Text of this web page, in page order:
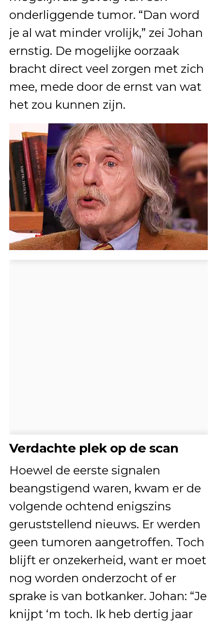
onderliggende tumor. “Dan word
je al wat minder vrolijk,” zei Johan
ernstig. De mogelijke oorzaak
bracht direct veel zorgen met zich
mee, mede door de ernst van wat
het zou kunnen zijn.
Verdachte plek op de scan
Hoewel de eerste signalen
beangstigend waren, kwam er de
volgende ochtend enigszins
geruststellend nieuws. Er werden
geen tumoren aangetroffen. Toch
blijft er onzekerheid, want er moet
nog worden onderzocht of er
sprake is van botkanker. Johan: “Je
knijpt ‘m toch. Ik heb dertig jaar